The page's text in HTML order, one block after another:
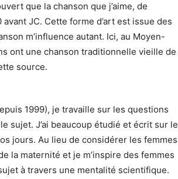
que la chanson que j’aime, de
JC. Cette forme d’art est issue des
m’influence autant. Ici, au Moyen-
ont une chanson traditionnelle vieille de
source.
1999), je travaille sur les questions
sujet. J’ai beaucoup étudié et écrit sur le
jours. Au lieu de considérer les femmes
la maternité et je m’inspire des femmes
à travers une mentalité scientifique.